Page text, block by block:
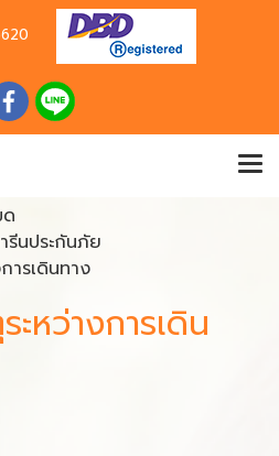
รีนประกันภัย
ารเดินทาง
ะหว่างการเดิน